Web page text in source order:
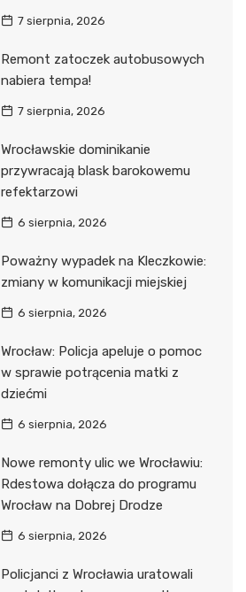
7 sierpnia, 2026
Remont zatoczek autobusowych
nabiera tempa!
7 sierpnia, 2026
Wrocławskie dominikanie
przywracają blask barokowemu
refektarzowi
6 sierpnia, 2026
Poważny wypadek na Kleczkowie:
zmiany w komunikacji miejskiej
6 sierpnia, 2026
Wrocław: Policja apeluje o pomoc
w sprawie potrącenia matki z
dziećmi
6 sierpnia, 2026
Nowe remonty ulic we Wrocławiu:
Rdestowa dołącza do programu
Wrocław na Dobrej Drodze
6 sierpnia, 2026
Policjanci z Wrocławia uratowali